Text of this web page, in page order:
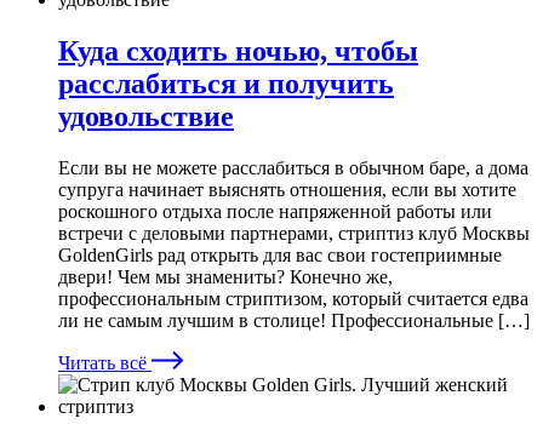
Куда сходить ночью, чтобы
расслабиться и получить
удовольствие
Если вы не можете расслабиться в обычном баре, а дома
супруга начинает выяснять отношения, если вы хотите
роскошного отдыха после напряженной работы или
встречи с деловыми партнерами, стриптиз клуб Москвы
GoldenGirls рад открыть для вас свои гостеприимные
двери! Чем мы знамениты? Конечно же,
профессиональным стриптизом, который считается едва
ли не самым лучшим в столице! Профессиональные […]
Читать всё